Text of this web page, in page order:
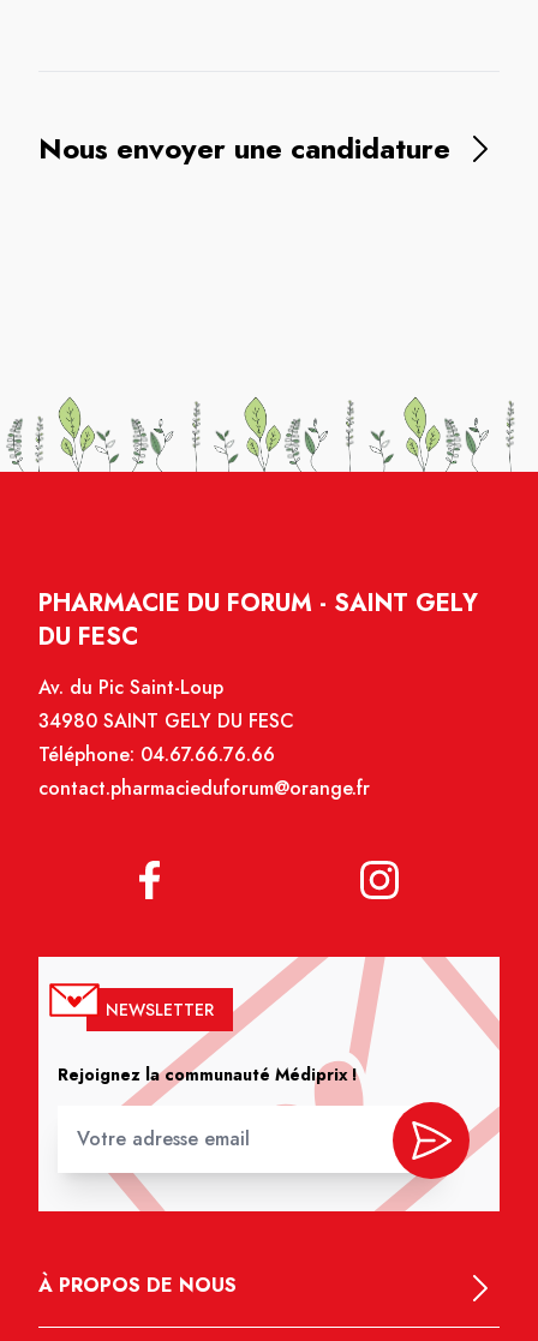
Nous envoyer une candidature
PHARMACIE DU FORUM - SAINT GELY
DU FESC
Av. du Pic Saint-Loup
34980 SAINT GELY DU FESC
Téléphone: 04.67.66.76.66
contact.pharmacieduforum@orange.fr
NEWSLETTER
Rejoignez la communauté Médiprix !
À PROPOS DE NOUS